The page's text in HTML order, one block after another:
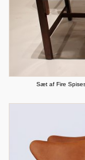
Sæt af Fire